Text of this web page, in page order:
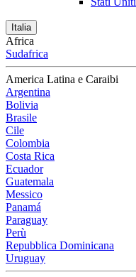
Italia
Africa
Sudafrica
America Latina e Caraibi
Argentina
Bolivia
Brasile
Cile
Colombia
Costa Rica
Ecuador
Guatemala
Messico
Panamá
Paraguay
Perù
Repubblica Dominicana
Uruguay